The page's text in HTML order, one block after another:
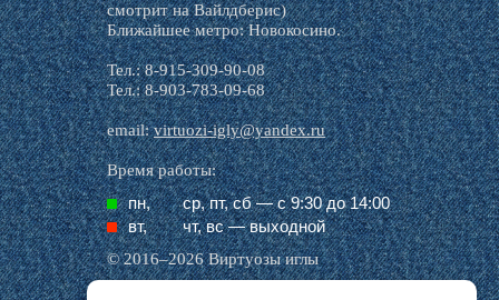
смотрит на Вайлдберис)
Ближайшее метро: Новокосино.
Тел.: 8-915-309-90-08
Тел.: 8-903-783-09-68
email:virtuozi-igly@yandex.ru
Время работы:
пн,
ср, пт, cб — с 9:30 до 14:00
вт,
чт, вс — выходной
© 2016–2026 Виртуозы иглы